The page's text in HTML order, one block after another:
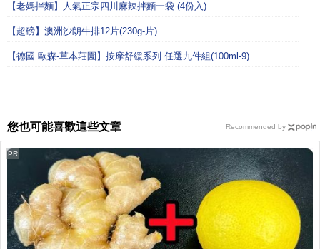
【老媽拌麵】人氣正宗四川麻辣拌麵一袋 (4份入)
【超磅】澳洲沙朗牛排12片(230g-片)
【德國 歐森-草本莊園】按摩舒緩系列 任選九件組(100ml-9)
您也可能喜歡這些文章
PR
Recommended by